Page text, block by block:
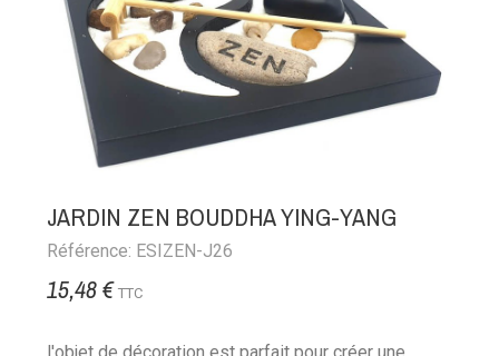
JARDIN ZEN BOUDDHA YING-YANG
Référence: ESIZEN-J26
15,48 € TTC
l'objet de décoration est parfait pour créer une